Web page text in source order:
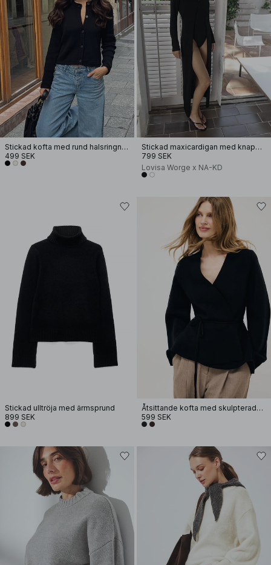
Stickad kofta med rund halsringning
499 SEK
Stickad maxicardigan med knappdetaljer
799 SEK
Lovisa Worge x NA-KD
Stickad ulltröja med ärmsprund
899 SEK
Åtsittande kofta med skulpterade ärmar
599 SEK